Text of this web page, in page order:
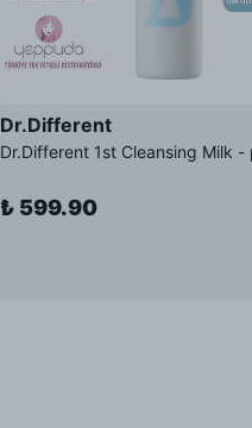
Dr.Different
₺ 599.90